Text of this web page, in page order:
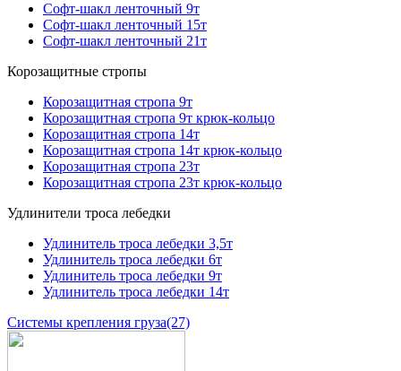
Софт-шакл ленточный 9т
Софт-шакл ленточный 15т
Софт-шакл ленточный 21т
Корозащитные стропы
Корозащитная стропа 9т
Корозащитная стропа 9т крюк-кольцо
Корозащитная стропа 14т
Корозащитная стропа 14т крюк-кольцо
Корозащитная стропа 23т
Корозащитная стропа 23т крюк-кольцо
Удлинители троса лебедки
Удлинитель троса лебедки 3,5т
Удлинитель троса лебедки 6т
Удлинитель троса лебедки 9т
Удлинитель троса лебедки 14т
Системы крепления груза(27)